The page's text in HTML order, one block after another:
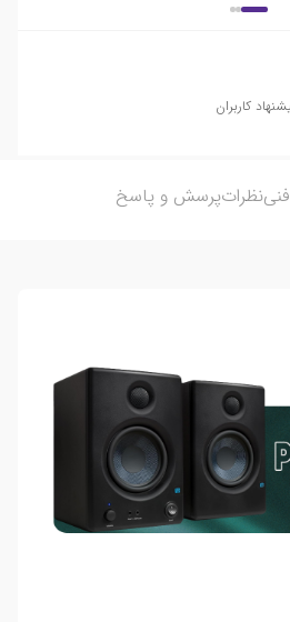
کاربران
نظراتپرسش و پاسخ